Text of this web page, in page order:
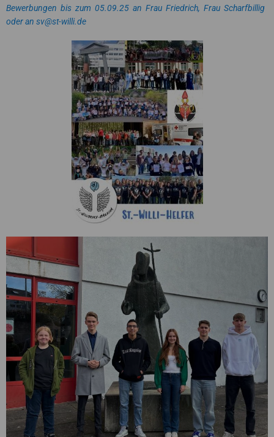
Bewerbungen bis zum 05.09.25 an Frau Friedrich, Frau Scharfbillig
oder an sv@st-willi.de